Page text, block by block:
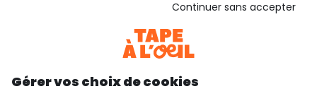
Consulter les CGU
Gérer vos choix de cookies
Continuer sans accepter